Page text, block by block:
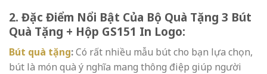
2. Đặc Điểm Nổi Bật Của Bộ Quà Tặng 3 Bút
Quà Tặng + Hộp GS151 In Logo:
Bút quà tặng:Có rất nhiều mẫu bút cho bạn lựa chọn,
bút là món quà ý nghĩa mang thông điệp giúp người